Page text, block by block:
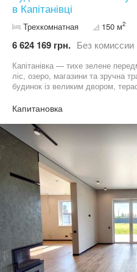
в Капітанівці
Трехкомнатная 150 м2
6 624 169 грн. Без комиссии
Капітанівка — тихе зелене
ліс, озеро, магазини та зручна
будинок із великим двором,
Ділянка: 6 соток Кількість
санвузли, гардероб, пральня,
кВт (3 фази), свердловина 80 м,
Переваги: автоматичні
вікна REHAU, майстер-спальня
— дизайн-проєкт. Можна
договірна. Телефонуйте, покажу
Капитановка